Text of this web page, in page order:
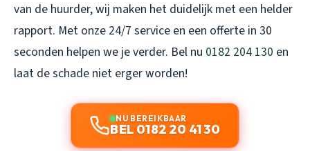
van de huurder, wij maken het duidelijk met een helder
rapport. Met onze 24/7 service en een offerte in 30
seconden helpen we je verder. Bel nu 0182 204 130 en
laat de schade niet erger worden!
NU BEREIKBAAR
BEL 0182 20 41 30